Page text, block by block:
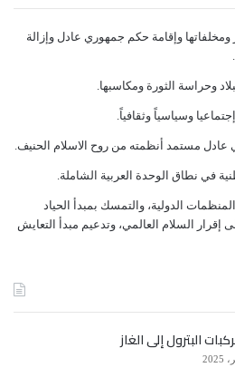
ﻭﻣﺨﻠﻔﺎﺗﻬﺎ ﻭﺇﻗﺎﻣﺔ ﺣﻜﻢ ﺟﻤﻬﻮﺭﻱ ﻋﺎﺩﻝ ﻭﺇﺯﺍﻟﺔ
ﻭﺣﺮﺍﺳﺔ ﺍﻟﺜﻮﺭﺓ ﻭﻣﻜﺎﺳﺒﻬﺎ.
ﻭﺳﻴﺎﺳﻴﺎً ﻭﺛﻘﺎﻓﻴﺎً.
ﻋﺎﺩﻝ ﻣﺴﺘﻤﺪ ﺃﻧﻈﻤﺘﻪ ﻣﻦ ﺭﻭﺡ ﺍﻻﺳﻼﻡ ﺍﻟﺤﻨﻴﻒ.
ﻓﻲ ﻧﻄﺎﻕ ﺍﻟﻮﺣﺪﺓ ﺍﻟﻌﺮﺑﻴﺔ ﺍﻟﺸﺎﻣﻠﺔ.
ﺍﻟﺪﻭﻟﻴﺔ، ﻭﺍﻟﺘﻤﺴﻚ ﺑﻤﺒﺪﺃ ﺍﻟﺤﻴﺎﺩ
ﺇﻗﺮﺍﺭ ﺍﻟﺴﻼﻡ ﺍﻟﻌﺎﻟﻤﻲ، ﻭﺗﺪﻋﻴﻢ ﻣﺒﺪﺃ ﺍﻟﺘﻌﺎﻳﺶ
البترول إلى الغاز